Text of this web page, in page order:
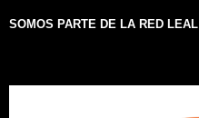
SOMOS PARTE DE LA RED LEAL